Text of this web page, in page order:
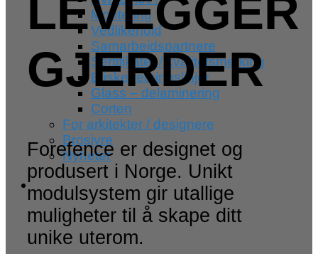
Montering
Vedlikehold
Samarbeidspartnere
Sertifikater / kvalitetsmerking
Etiske retningslinjer
Glass – delaminering
Corten
For arkitekter / designere
Brosjyre
Nyheter
LEVEGGER
GJERDER
Forefence er designet og
produsert i Norge. Unikt
modulsystem gir utallige
muligheter til å skape ditt
unike uterom.